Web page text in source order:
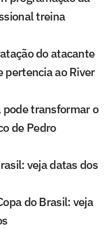
treina
do atacante
pertencia ao River
pode transformar o
de Pedro
veja datas dos
do Brasil: veja